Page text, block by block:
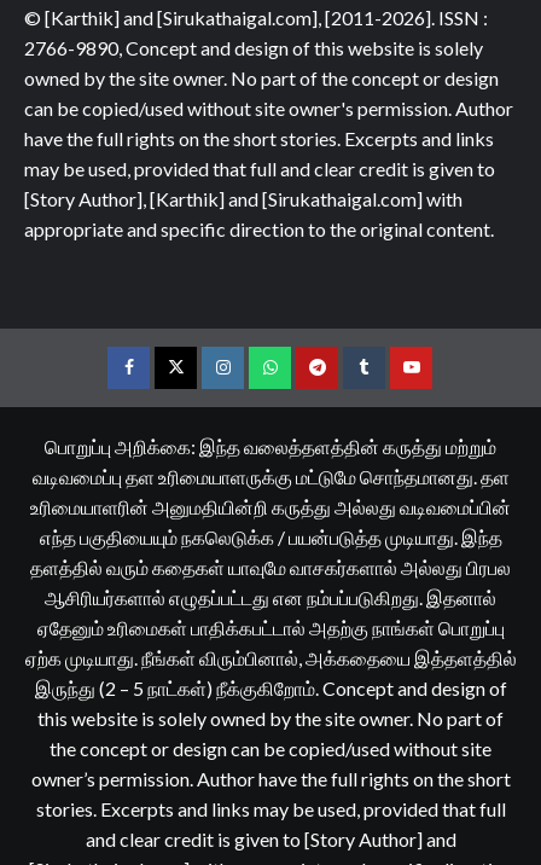
© [Karthik] and [Sirukathaigal.com], [2011-2026]. ISSN :
2766-9890, Concept and design of this website is solely
owned by the site owner. No part of the concept or design
can be copied/used without site owner's permission. Author
have the full rights on the short stories. Excerpts and links
may be used, provided that full and clear credit is given to
[Story Author], [Karthik] and [Sirukathaigal.com] with
appropriate and specific direction to the original content.
FacebookTwitterInstagramWhatsappTelegramTumblrYouTube
பொறுப்பு அறிக்கை: இந்த வலைத்தளத்தின் கருத்து மற்றும்
வடிவமைப்பு தள உரிமையாளருக்கு மட்டுமே சொந்தமானது. தள
உரிமையாளரின் அனுமதியின்றி கருத்து அல்லது வடிவமைப்பின்
எந்த பகுதியையும் நகலெடுக்க / பயன்படுத்த முடியாது. இந்த
தளத்தில் வரும் கதைகள் யாவுமே வாசகர்களால் அல்லது பிரபல
ஆசிரியர்களால் எழுதப்பட்டது என நம்பப்படுகிறது. இதனால்
ஏதேனும் உரிமைகள் பாதிக்கபட்டால் அதற்கு நாங்கள் பொறுப்பு
ஏற்க முடியாது. நீங்கள் விரும்பினால், அக்கதையை இத்தளத்தில்
இருந்து (2 – 5 நாட்கள்) நீக்குகிறோம். Concept and design of
this website is solely owned by the site owner. No part of
the concept or design can be copied/used without site
owner’s permission. Author have the full rights on the short
stories. Excerpts and links may be used, provided that full
and clear credit is given to [Story Author] and